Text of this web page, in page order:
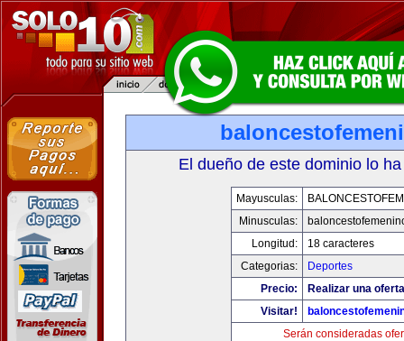
El dueño de este dominio lo
Mayusculas:
Minusculas:
Longitud:
18 caracteres
Categorias:
Deportes
Precio:
Realizar una
Visitar!
Serán consideradas